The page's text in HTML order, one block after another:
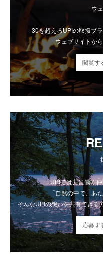
ウ
30を超えるUPIの取扱ブ
ウェブサイトか
閲覧す
UPIでは共に働く
「自然の中で、あ
そんなUPIの想いを共有できる
応募す